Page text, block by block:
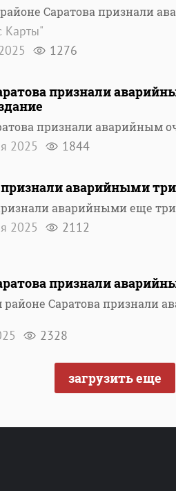
Саратова признали
Карты"
1276
признали
признали аварийным
2025 1844
аварийными
аварийными еще
2025 2112
признали
районе Саратова признали
2328
загрузить еще